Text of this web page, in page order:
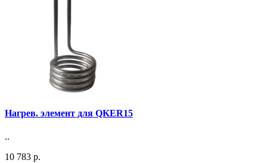
Нагрев. элемент для QKER15
..
10 783 р.